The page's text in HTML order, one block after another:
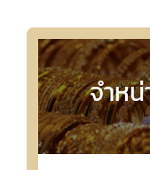
จำห